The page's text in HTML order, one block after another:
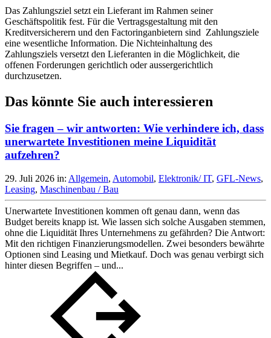
Das Zahlungsziel setzt ein Lieferant im Rahmen seiner
Geschäftspolitik fest. Für die Vertragsgestaltung mit den
Kreditversicherern und den Factoringanbietern sind Zahlungsziele
eine wesentliche Information. Die Nichteinhaltung des
Zahlungsziels versetzt den Lieferanten in die Möglichkeit, die
offenen Forderungen gerichtlich oder aussergerichtlich
durchzusetzen.
Das könnte Sie auch interessieren
Sie fragen – wir antworten: Wie verhindere ich, dass
unerwartete Investitionen meine Liquidität
aufzehren?
29. Juli 2026 in: Allgemein, Automobil, Elektronik/ IT, GFL-News,
Leasing, Maschinenbau / Bau
Unerwartete Investitionen kommen oft genau dann, wenn das
Budget bereits knapp ist. Wie lassen sich solche Ausgaben stemmen,
ohne die Liquidität Ihres Unternehmens zu gefährden? Die Antwort:
Mit den richtigen Finanzierungsmodellen. Zwei besonders bewährte
Optionen sind Leasing und Mietkauf. Doch was genau verbirgt sich
hinter diesen Begriffen – und...